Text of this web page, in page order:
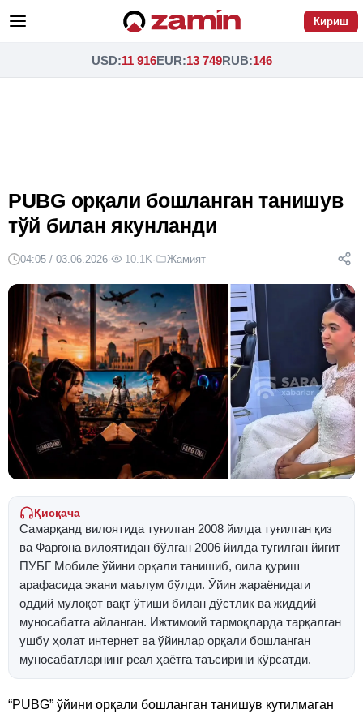
Кириш
USD:11 916EUR:13 749RUB:146
PUBG орқали бошланган танишув
тўй билан якунланди
04:05 / 03.06.2026· 10.1K· Жамият
Қисқача
Самарқанд вилоятида туғилган 2008 йилда туғилган қиз
ва Фарғона вилоятидан бўлган 2006 йилда туғилган йигит
ПУБГ Мобиле ўйини орқали танишиб, оила қуриш
арафасида экани маълум бўлди. Ўйин жараёнидаги
оддий мулоқот вақт ўтиши билан дўстлик ва жиддий
муносабатга айланган. Ижтимоий тармоқларда тарқалган
ушбу ҳолат интернет ва ўйинлар орқали бошланган
муносабатларнинг реал ҳаётга таъсирини кўрсатди.
“PUBG” ўйини орқали бошланган танишув кутилмаган